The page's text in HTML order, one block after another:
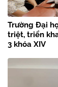
Trường Đại
triệt, triển
3 khóa XIV